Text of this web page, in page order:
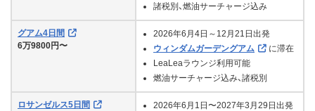
諸税別、燃油サーチャージ込み
グアム4日間
6万9800円〜
2026年6月4日～12月21日出発
ウィンダムガーデングアム
に滞在
LeaLeaラウンジ利用可能
燃油サーチャージ込み、諸税別
ロサンゼルス5日間
2026年6月1日〜2027年3月29日出発